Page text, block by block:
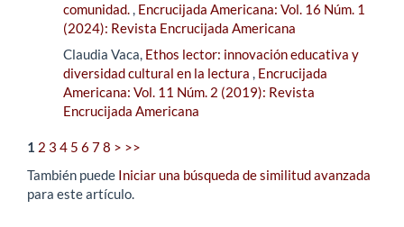
comunidad., Encrucijada Americana: Vol. 16 Núm. 1
(2024): Revista Encrucijada Americana
Claudia Vaca, Ethos lector: innovación educativa y
diversidad cultural en la lectura , Encrucijada
Americana: Vol. 11 Núm. 2 (2019): Revista
Encrucijada Americana
1 2 3 4 5 6 78 > >>
También puede Iniciar una búsqueda de similitud avanzada
para este artículo.